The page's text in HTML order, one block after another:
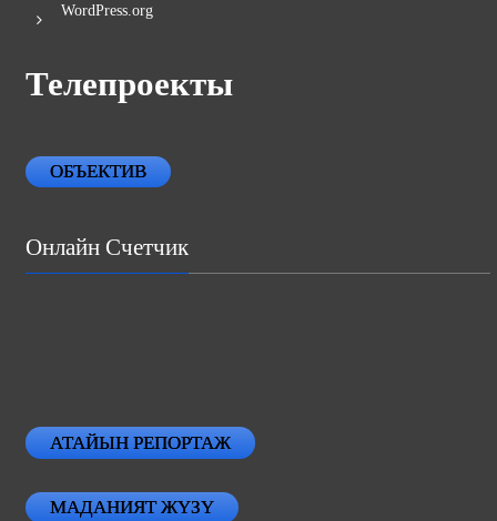
WordPress.org
Телепроекты
ОБЪЕКТИВ
Онлайн Счетчик
АТАЙЫН РЕПОРТАЖ
МАДАНИЯТ ЖҮЗҮ